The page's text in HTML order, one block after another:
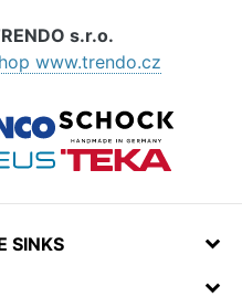
s.r.o.
www.trendo.cz
SINKS